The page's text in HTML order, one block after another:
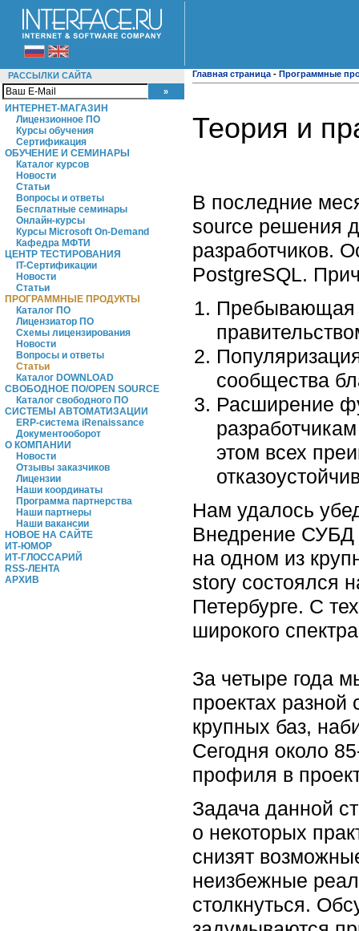
РАССЫЛКИ САЙТА
ИНТЕРНЕТ-МАГАЗИН
Лицензионное ПО
Курсы обучения
Сертификация
ОБУЧЕНИЕ И СЕМИНАРЫ
Каталог курсов
Новости
Статьи
Вопросы и ответы
Бесплатные семинары
Онлайн-курсы
Курсы Microsoft On-Demand
Кафедра МФТИ
ЦЕНТР ТЕСТИРОВАНИЯ
IT-Сертификации
Новости
Статьи
ПРОГРАММНЫЕ ПРОДУКТЫ
Каталог ПО
Лицензиатор ПО
Схемы лицензирования
Новости
Вопросы и ответы
Статьи
Каталог DOWNLOAD
СВОБОДНОЕ ПО/OPEN SOURCE
Каталог свободного ПО
СИСТЕМЫ АВТОМАТИЗАЦИИ
ERP-система iRenaissance
Документооборот
О КОМПАНИИ
Новости
Отзывы заказчиков
Лицензии
Наши координаты
Программа партнерства
Наши партнеры
Наши вакансии
НОВОЕ НА САЙТЕ
ИТ-ЮМОР
ИТ-ГЛОССАРИЙ
RSS-ЛЕНТА
АРХИВ
Главная страница - Программные
Теория и
В последние
source решения
разработчиков.
PostgreSQL.
Пребывающая
сообщества
Расширение
этом всех
Нам удалось
Внедрение СУБД
на одном из
story состоялся
Петербурге. С
широкого
За четыре года
проектах разной
крупных баз,
Сегодня около
профиля в
Задача данной
о некоторых
снизят
неизбежные
столкнуться.